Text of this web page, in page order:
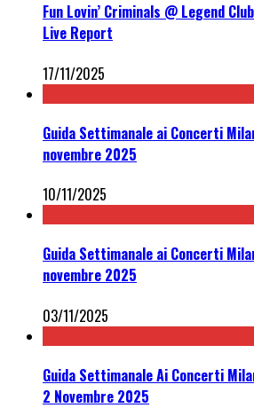
Fun Lovin’ Criminals @ Legend
Live Report
17/11/2025
Guida Settimanale ai Concerti
novembre 2025
10/11/2025
Guida Settimanale ai Concerti
novembre 2025
03/11/2025
Guida Settimanale Ai Concerti
2 Novembre 2025